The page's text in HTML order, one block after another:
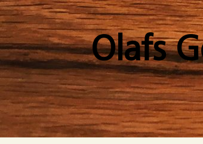
Zum
Inhalt
springen
Olafs